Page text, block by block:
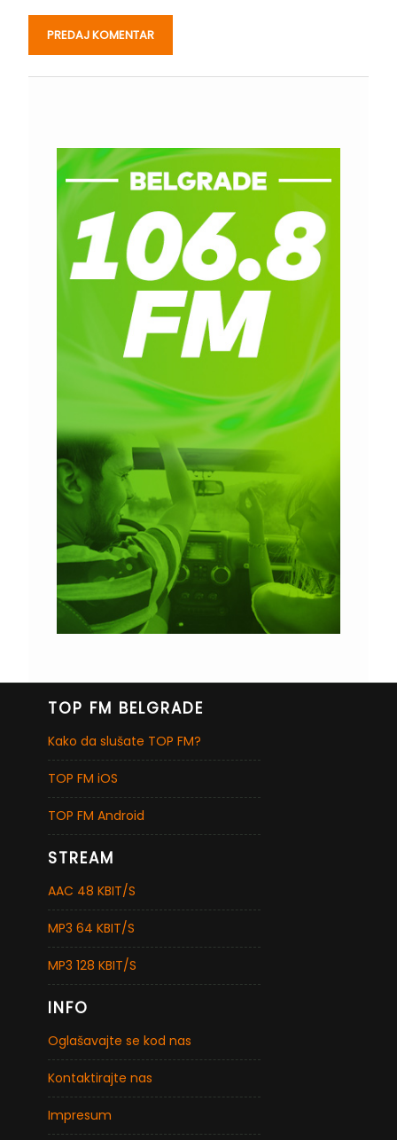
TOP FM BELGRADE
Kako da slušate TOP FM?
TOP FM iOS
TOP FM Android
STREAM
AAC 48 KBIT/S
MP3 64 KBIT/S
MP3 128 KBIT/S
INFO
Oglašavajte se kod nas
Kontaktirajte nas
Impresum